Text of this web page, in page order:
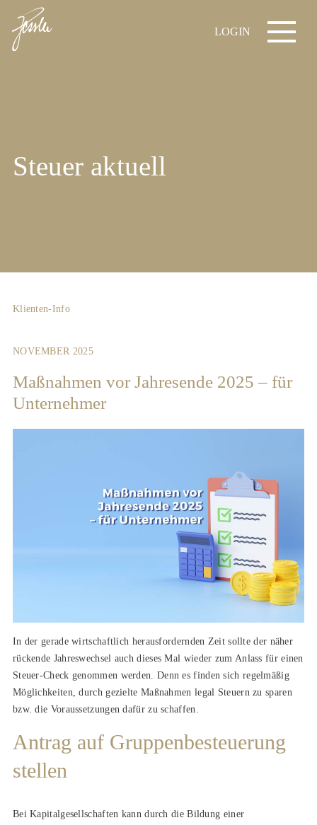
LOGIN
Steuer aktuell
Klienten-Info
NOVEMBER 2025
Maßnahmen vor Jahresende 2025 – für
Unternehmer
In der gerade wirtschaftlich herausfordernden Zeit sollte der näher
rückende Jahreswechsel auch dieses Mal wieder zum Anlass für einen
Steuer-Check genommen werden. Denn es finden sich regelmäßig
Möglichkeiten, durch gezielte Maßnahmen legal Steuern zu sparen
bzw. die Voraussetzungen dafür zu schaffen.
Antrag auf Gruppenbesteuerung
stellen
Bei Kapitalgesellschaften kann durch die Bildung einer